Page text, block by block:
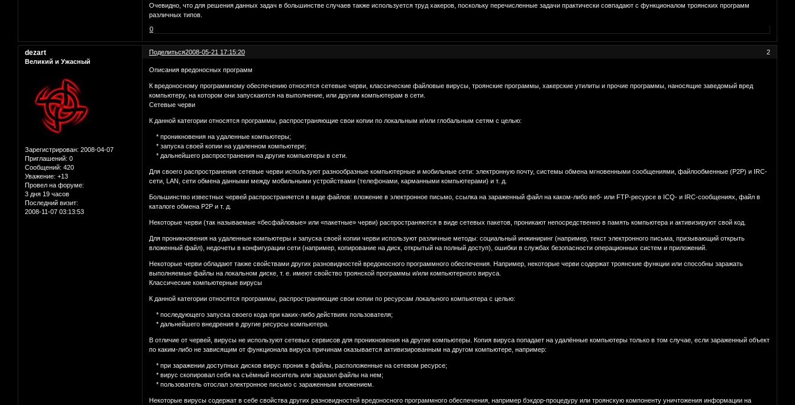
Очевидно, что для решения данных задач в большинстве случаев также используется труд хакеров, поскольку перечисленные задачи практически совпадают с функционалом троянских программ
различных типов.
0
Поделиться 2
2008-05-21 17:15:20
dezart
Великий и Ужасный
Зарегистрирован: 2008-04-07
Приглашений: 0
Сообщений: 420
Уважение: +13
Провел на форуме:
3 дня 19 часов
Последний визит:
2008-11-07 03:13:53
Описания вредоносных программ
К вредоносному программному обеспечению относятся сетевые черви, классические файловые вирусы, троянские программы, хакерские утилиты и прочие программы, наносящие заведомый вред
компьютеру, на котором они запускаются на выполнение, или другим компьютерам в сети.
Сетевые черви
К данной категории относятся программы, распространяющие свои копии по локальным и/или глобальным сетям с целью:
* проникновения на удаленные компьютеры;
* запуска своей копии на удаленном компьютере;
* дальнейшего распространения на другие компьютеры в сети.
Для своего распространения сетевые черви используют разнообразные компьютерные и мобильные сети: электронную почту, системы обмена мгновенными сообщениями, файлообменные (P2P) и IRC-
сети, LAN, сети обмена данными между мобильными устройствами (телефонами, карманными компьютерами) и т. д.
Большинство известных червей распространяется в виде файлов: вложение в электронное письмо, ссылка на зараженный файл на каком-либо веб- или FTP-ресурсе в ICQ- и IRC-сообщениях, файл в
каталоге обмена P2P и т. д.
Некоторые черви (так называемые «бесфайловые» или «пакетные» черви) распространяются в виде сетевых пакетов, проникают непосредственно в память компьютера и активизируют свой код.
Для проникновения на удаленные компьютеры и запуска своей копии черви используют различные методы: социальный инжиниринг (например, текст электронного письма, призывающий открыть
вложенный файл), недочеты в конфигурации сети (например, копирование на диск, открытый на полный доступ), ошибки в службах безопасности операционных систем и приложений.
Некоторые черви обладают также свойствами других разновидностей вредоносного программного обеспечения. Например, некоторые черви содержат троянские функции или способны заражать
выполняемые файлы на локальном диске, т. е. имеют свойство троянской программы и/или компьютерного вируса.
Классические компьютерные вирусы
К данной категории относятся программы, распространяющие свои копии по ресурсам локального компьютера с целью:
* последующего запуска своего кода при каких-либо действиях пользователя;
* дальнейшего внедрения в другие ресурсы компьютера.
В отличие от червей, вирусы не используют сетевых сервисов для проникновения на другие компьютеры. Копия вируса попадает на удалённые компьютеры только в том случае, если зараженный объект
по каким-либо не зависящим от функционала вируса причинам оказывается активизированным на другом компьютере, например:
* при заражении доступных дисков вирус проник в файлы, расположенные на сетевом ресурсе;
* вирус скопировал себя на съёмный носитель или заразил файлы на нем;
* пользователь отослал электронное письмо с зараженным вложением.
Некоторые вирусы содержат в себе свойства других разновидностей вредоносного программного обеспечения, например бэкдор-процедуру или троянскую компоненту уничтожения информации на